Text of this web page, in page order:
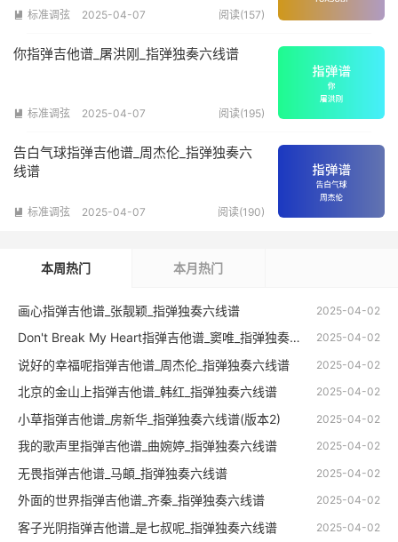
 标准调弦 2025-04-07 阅读(157)
你指弹吉他谱_屠洪刚_指弹独奏六线谱
 标准调弦 2025-04-07 阅读(195)
告白气球指弹吉他谱_周杰伦_指弹独奏六
线谱
 标准调弦 2025-04-07 阅读(190)
本周热门 本月热门
2025-04-02
画心指弹吉他谱_张靓颖_指弹独奏六线谱
2025-04-02
Don't Break My Heart指弹吉他谱_窦唯_指弹独奏六线谱
2025-04-02
说好的幸福呢指弹吉他谱_周杰伦_指弹独奏六线谱
2025-04-02
北京的金山上指弹吉他谱_韩红_指弹独奏六线谱
2025-04-02
小草指弹吉他谱_房新华_指弹独奏六线谱(版本2)
2025-04-02
我的歌声里指弹吉他谱_曲婉婷_指弹独奏六线谱
2025-04-02
无畏指弹吉他谱_马頔_指弹独奏六线谱
2025-04-02
外面的世界指弹吉他谱_齐秦_指弹独奏六线谱
2025-04-02
客子光阴指弹吉他谱_是七叔呢_指弹独奏六线谱